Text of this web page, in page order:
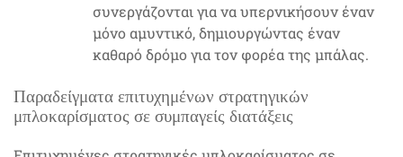
συνεργάζονται για να υπερνικήσουν έναν
μόνο αμυντικό, δημιουργώντας έναν
καθαρό δρόμο για τον φορέα της μπάλας.
Παραδείγματα επιτυχημένων στρατηγικών
μπλοκαρίσματος σε συμπαγείς διατάξεις